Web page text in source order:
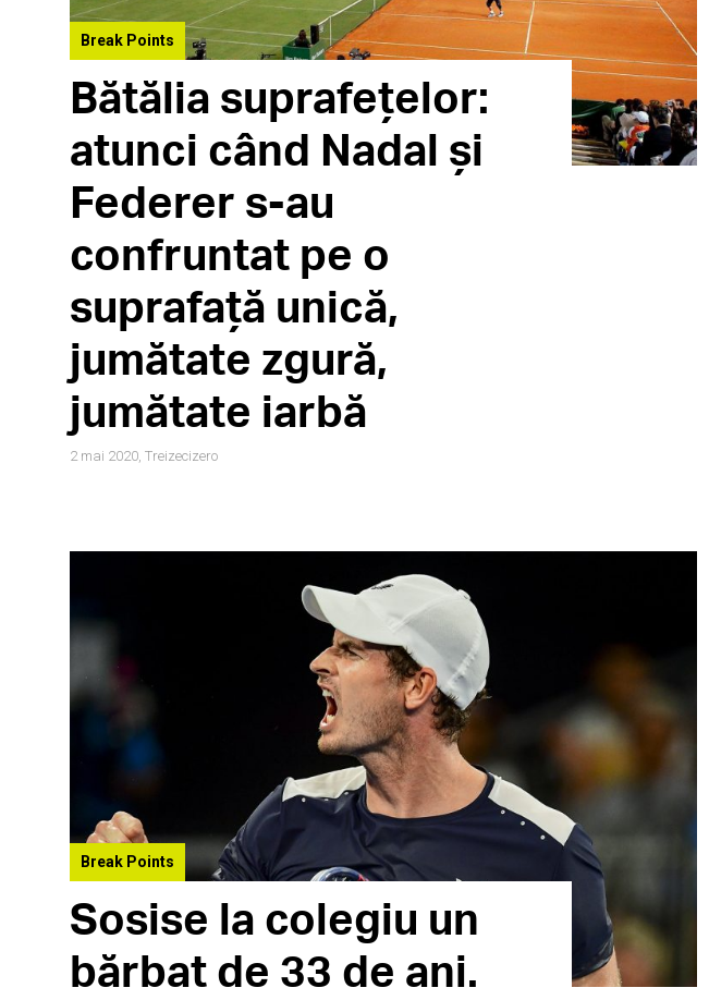
Break Points
Bătălia suprafețelor:
atunci când Nadal și
Federer s-au
confruntat pe o
suprafață unică,
jumătate zgură,
jumătate iarbă
2 mai 2020, Treizecizero
Break Points
Sosise la colegiu un
bărbat de 33 de ani.